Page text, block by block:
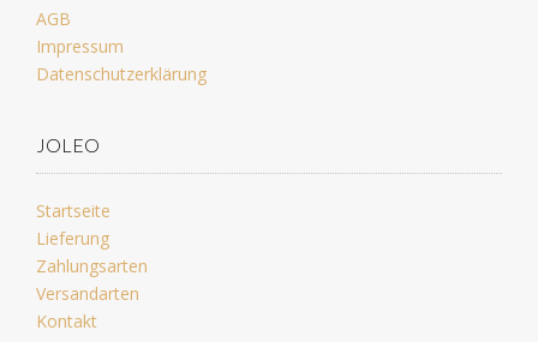
AGB
Impressum
Datenschutzerklärung
JOLEO
Startseite
Lieferung
Zahlungsarten
Versandarten
Kontakt